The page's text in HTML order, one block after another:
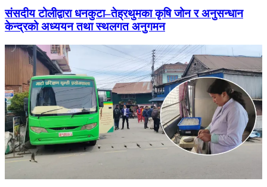
संसदीय टोलीद्वारा धनकुटा–तेह्रथुमका कृषि जोन र अनुसन्धान
केन्द्रको अध्ययन तथा स्थलगत अनुगमन